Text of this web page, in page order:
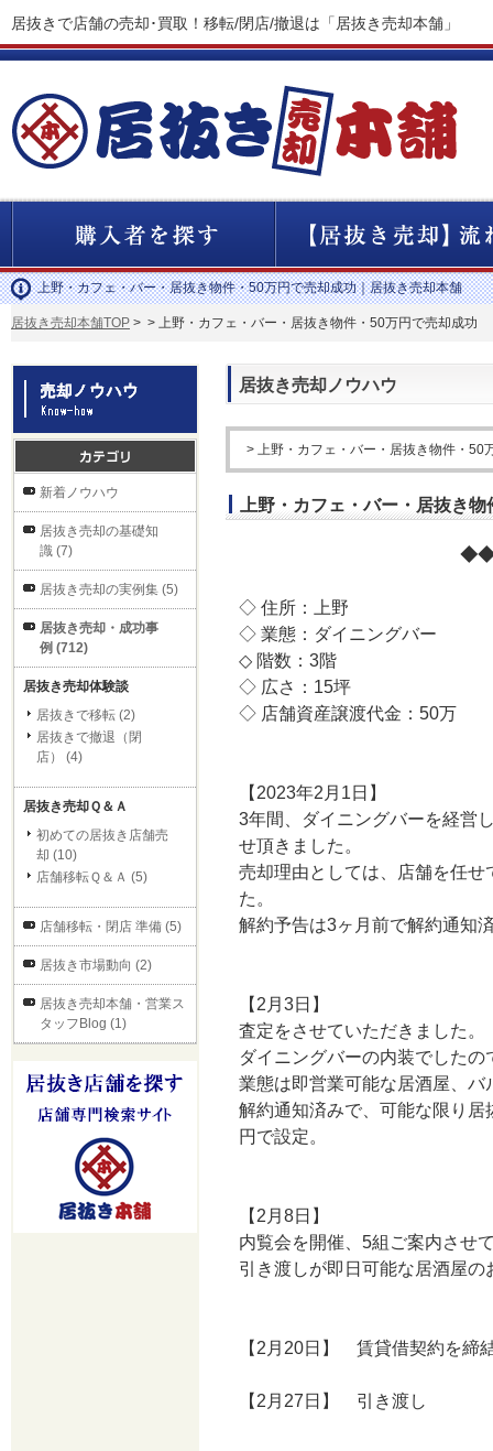
居抜きで店舗の売却･買取！移転/閉店/撤退は「居抜き売却本舗」
上野・カフェ・バー・居抜き物件・50万円で売却成功｜居抜き売却本舗
居抜き売却本舗TOP > > 上野・カフェ・バー・居抜き物件・50万円で売却成功
居抜き売却ノウハウ
> 上野・カフェ・バー・居抜き物件・50
上野・カフェ・バー・居抜き
◇ 住所：上野
◇ 業態：ダイニングバー
◇ 階数：3階
◇ 広さ：15坪
◇ 店舗資産譲渡代金：50万
【2023年2月1日】
3年間、ダイニングバーを経営
せ頂きました。
売却理由としては、店舗を任
た。
解約予告は3ヶ月前で解約通知
【2月3日】
査定をさせていただきました。
ダイニングバーの内装でした
業態は即営業可能な居酒屋、バ
解約通知済みで、可能な限り
円で設定。
【2月8日】
内覧会を開催、5組ご案内させ
引き渡しが即日可能な居酒屋
【2月20日】 賃貸借契約を締
【2月27日】 引き渡し
新着ノウハウ
居抜き売却の基礎知
識 (7)
居抜き売却の実例集 (5)
居抜き売却・成功事
例 (712)
居抜き売却体験談
居抜きで移転 (2)
居抜きで撤退（閉
店） (4)
居抜き売却Ｑ＆Ａ
初めての居抜き店舗売
却 (10)
店舗移転Ｑ＆Ａ (5)
店舗移転・閉店 準備 (5)
居抜き市場動向 (2)
居抜き売却本舗・営業ス
タッフBlog (1)